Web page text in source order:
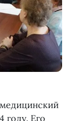
году. Его